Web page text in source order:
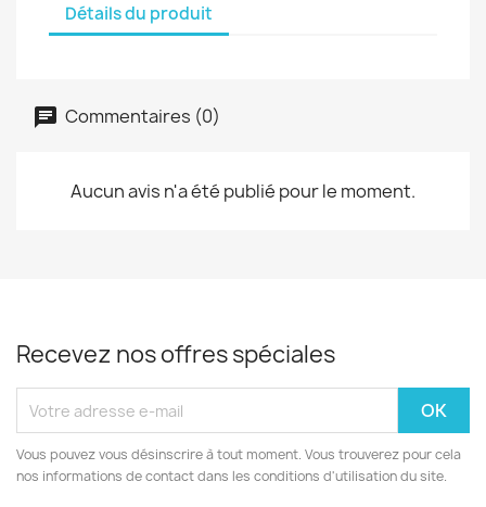
Détails du produit
Commentaires (0)
Aucun avis n'a été publié pour le moment.
Recevez nos offres spéciales
Vous pouvez vous désinscrire à tout moment. Vous trouverez pour cela
nos informations de contact dans les conditions d'utilisation du site.